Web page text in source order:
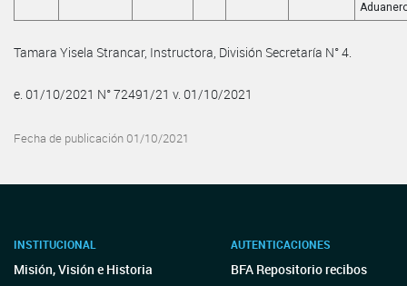
Tamara Yisela Strancar, Instructora, División Secretaría N° 4.
e. 01/10/2021 N° 72491/21 v. 01/10/2021
Fecha de publicación 01/10/2021
INSTITUCIONAL
Misión, Visión e Historia
AUTENTICACIONES
BFA Repositorio recibos